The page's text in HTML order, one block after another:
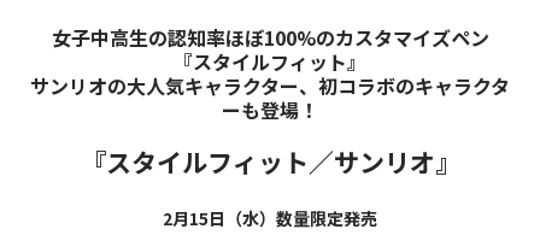
女子中高生の認知率ほぼ100%のカスタマイズペン
『スタイルフィット』
サンリオの大人気キャラクター、初コラボのキャラクタ
ーも登場！
『スタイルフィット／サンリオ』
2月15日（水）数量限定発売